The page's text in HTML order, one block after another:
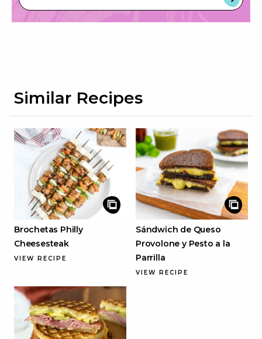
Similar Recipes
Brochetas Philly
Cheesesteak
VIEW RECIPE
Sándwich de Queso
Provolone y Pesto a la
Parrilla
VIEW RECIPE